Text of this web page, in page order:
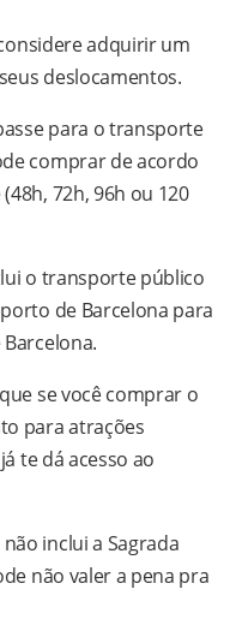
adquirir um
deslocamentos.
para o transporte
comprar de acordo
72h, 96h ou 120
o transporte público
de Barcelona para
se você comprar o
para atrações
te dá acesso ao
inclui a Sagrada
não valer a pena pra